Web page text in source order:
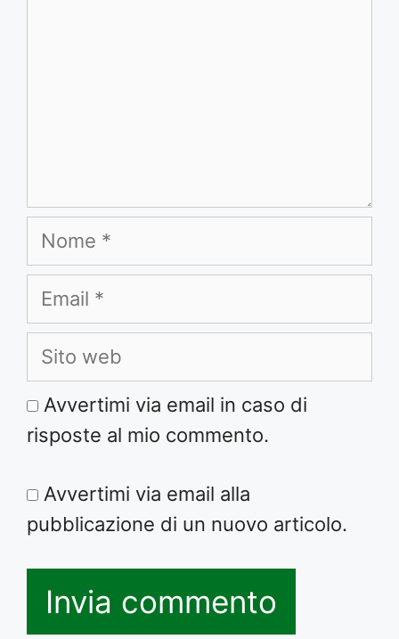
Nome
Email
Sito
web
Avvertimi via email in caso di
risposte al mio commento.
Avvertimi via email alla
pubblicazione di un nuovo articolo.